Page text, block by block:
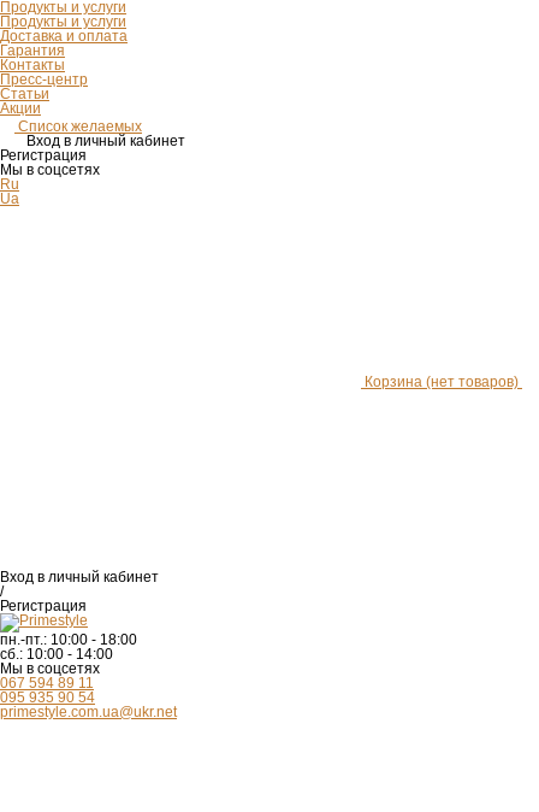
Продукты и услуги
Продукты и услуги
Доставка и оплата
Гарантия
Контакты
Пресс-центр
Статьи
Акции
Список желаемых
Вход в личный кабинет
Регистрация
Мы в соцсетях
Ru
Ua
Корзина (нет товаров)
Вход в личный кабинет
/
Регистрация
пн.-пт.: 10:00 - 18:00
сб.: 10:00 - 14:00
Мы в соцсетях
067 594 89 11
095 935 90 54
primestyle.com.ua@ukr.net